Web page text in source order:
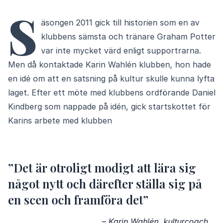
S äsongen 2011 gick till historien som en av
klubbens sämsta och tränare Graham Potter
var inte mycket värd enligt supportrarna.
Men då kontaktade Karin Wahlén klubben, hon hade
en idé om att en satsning på kultur skulle kunna lyfta
laget. Efter ett möte med klubbens ordförande Daniel
Kindberg som nappade på idén, gick startskottet för
Karins arbete med klubben
”Det är otroligt modigt att lära sig
något nytt och därefter ställa sig på
en scen och framföra det”